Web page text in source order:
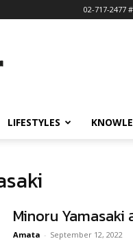
02-717-2477
LIFESTYLES
Minoru
Amata - September 12, 2022